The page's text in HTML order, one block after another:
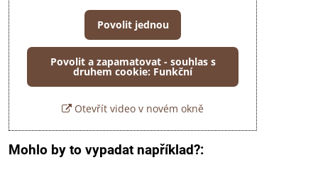
Povolit jednou
Povolit a zapamatovat - souhlas s
druhem cookie: Funkční
Otevřít video v novém okně
Mohlo by to vypadat například?: